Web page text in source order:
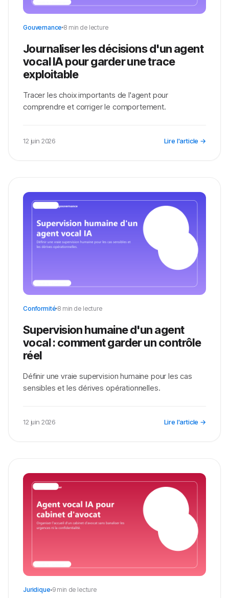
Gouvernance 8 min de lecture
Journaliser les décisions d'un agent
vocal IA pour garder une trace
exploitable
Tracer les choix importants de l'agent pour
comprendre et corriger le comportement.
12 juin 2026 Lire l'article →
Conformité 8 min de lecture
Supervision humaine d'un agent
vocal : comment garder un contrôle
réel
Définir une vraie supervision humaine pour les cas
sensibles et les dérives opérationnelles.
12 juin 2026 Lire l'article →
Juridique 9 min de lecture